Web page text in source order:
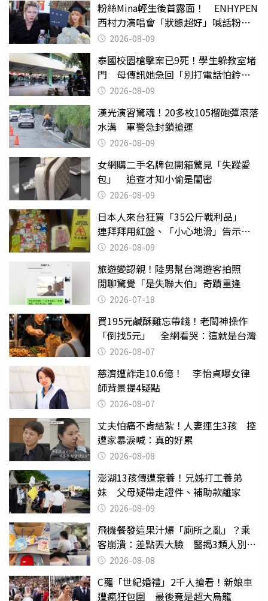
粉絲Mina輕生後首露面！ ENHYPEN
西村力演唱會「狀態超好」喊話粉
絲：我們心意相通
2026-08-09
泰國校園槍擊案已9死！學生躲教室堵
門 母傳訊她急回「別打電話怕鈴
響」2026-08-09
漢光演習驚魂！20多枚105榴砲彈滾落
水溝 軍警急封鎖搶運
2026-08-09
女網購二手名牌包開箱驚見「失蹤愛
包」 追查才知小偷是閨密
2026-08-09
日本人來台狂買「35公斤戰利品」
連拜拜用紅盤、「小心地滑」告示牌
也帶回家
2026-08-09
旅遊變認親！陸男幫台灣遊客拍照
閒聊驚覺「是失聯大伯」奇蹟重逢
2026-07-18
買195元鹹酥雞忘帶錢！老闆神操作
「倒找5元」 全網看哭：這就是台灣
2026-08-07
慈濟遭詐走10.6億！ 李怡貞曝女律
師背景提4疑點
2026-08-07
丈夫怕痛不肯結紮！人妻連生3孩 控
遭家暴淚喊：真的好累
2026-08-08
澎湖13孩傳遭棄養！兄姊打工養弟
妹 父母疑帶走證件、補助款離家
2026-08-09
飛機餐發這果汁爆「廁所之亂」？乘
客崩潰：差點丟大臉 醫揭3類人別亂
喝 2026-08-08
C羅「世紀婚禮」2千人搶看！新娘車
遭瘋狂包圍 最後竟是超大烏龍